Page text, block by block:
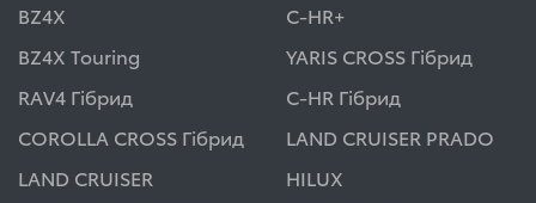
BZ4X
C-HR+
BZ4X Touring
YARIS CROSS Гібрид
RAV4 Гібрид
C-HR Гібрид
COROLLA CROSS Гібрид
LAND CRUISER PRADO
LAND CRUISER
HILUX